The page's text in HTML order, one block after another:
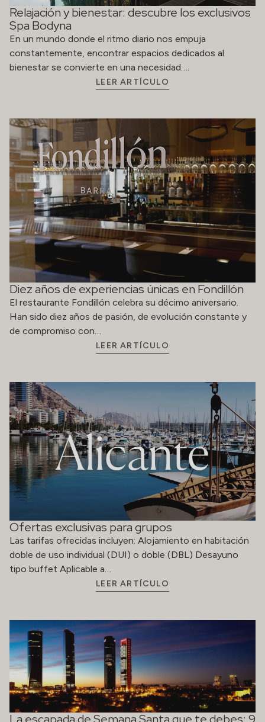
Relajación y bienestar: descubre los exclusivos
Spa Bodyna
En un mundo donde el ritmo diario nos empuja
constantemente, encontrar espacios dedicados al
bienestar se convierte en una necesidad….
LEER ARTÍCULO
Diez años de experiencias únicas en Fondillón
El restaurante Fondillón celebra su décimo aniversario.
Han sido diez años de pasión, de evolución constante y
de compromiso con…
LEER ARTÍCULO
Ofertas exclusivas para grupos
Las tarifas ofrecidas incluyen: Alojamiento en habitación
doble de uso individual (DUI) o doble (DBL) Desayuno
tipo buffet Aplicable a…
LEER ARTÍCULO